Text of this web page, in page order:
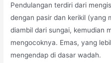
Pendulangan terdiri dari
dengan pasir dan kerikil (yang
diambil dari sungai, kemudian
mengocoknya. Emas, yang
mengendap di dasar wadah.